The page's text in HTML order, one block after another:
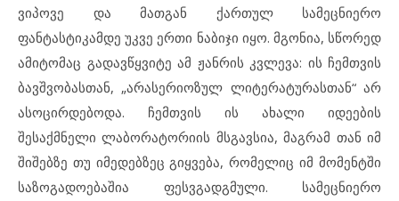
ვიპოვე და მათგან ქართულ სამეცნიერო
ფანტასტიკამდე უკვე ერთი ნაბიჯი იყო. მგონია, სწორედ
ამიტომაც გადავწყვიტე ამ ჟანრის კვლევა: ის ჩემთვის
ბავშვობასთან, „არასერიოზულ ლიტერატურასთან“ არ
ასოცირდებოდა. ჩემთვის ის ახალი იდეების
შესაქმნელი ლაბორატორიის მსგავსია, მაგრამ თან იმ
შიშებზე თუ იმედებზეც გიყვება, რომელიც იმ მომენტში
საზოგადოებაშია ფესვგადგმული. სამეცნიერო